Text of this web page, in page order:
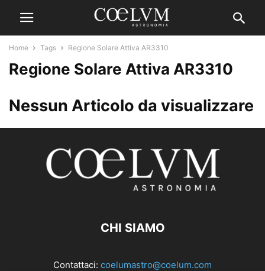
Home Tags Regione Solare Attiva AR3310
Regione Solare Attiva AR3310
Nessun Articolo da visualizzare
CHI SIAMO
Contattaci: coelumastro@coelum.com